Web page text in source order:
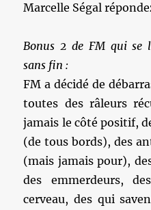
Marcelle Ségal
Bonus 2 de FM qui se
sans fin :
FM a décidé de
toutes des râleurs
jamais le côté positif,
(de tous bords), des
(mais jamais pour),
des emmerdeurs,
cerveau, des qui